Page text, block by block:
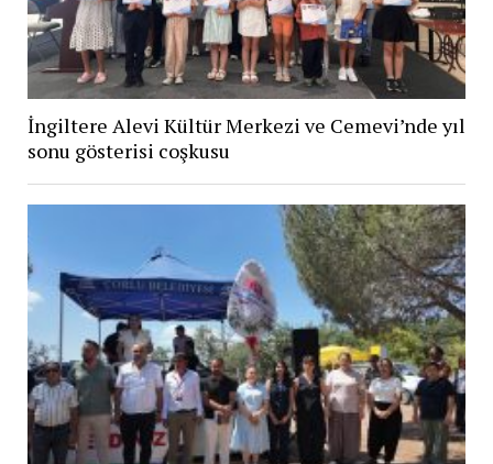
İngiltere Alevi Kültür Merkezi ve Cemevi’nde yıl
sonu gösterisi coşkusu